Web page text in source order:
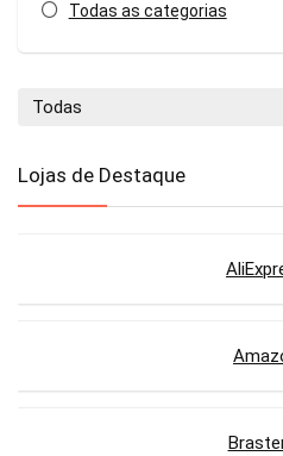
Todas as categorias
Todas
Lojas de Destaque